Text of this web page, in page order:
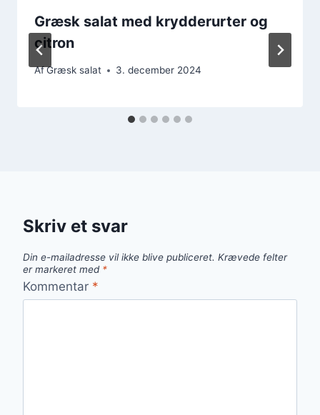
Græsk salat med krydderurter og
citron
AfGræsk salat 3. december 2024
Skriv et svar
Din e-mailadresse vil ikke blive publiceret. Krævede felter
er markeret med *
Kommentar *